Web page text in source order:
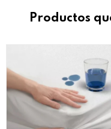
Productos